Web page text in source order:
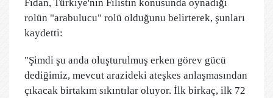
Fidan, Türkiye'nin Filistin konusunda oynadığı
rolün "arabulucu" rolü olduğunu belirterek, şunları
kaydetti:
"Şimdi şu anda oluşturulmuş erken görev gücü
dediğimiz, mevcut arazideki ateşkes anlaşmasından
çıkacak birtakım sıkıntılar oluyor. İlk birkaç, ilk 72